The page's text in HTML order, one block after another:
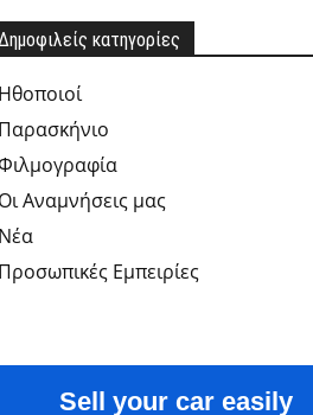
κατηγορίες
Hθοποιοί
Παρασκήνιο
Οι Αναμνήσεις μας
Νέα
Προσωπικές Εμπειρίες
Sell your car easily